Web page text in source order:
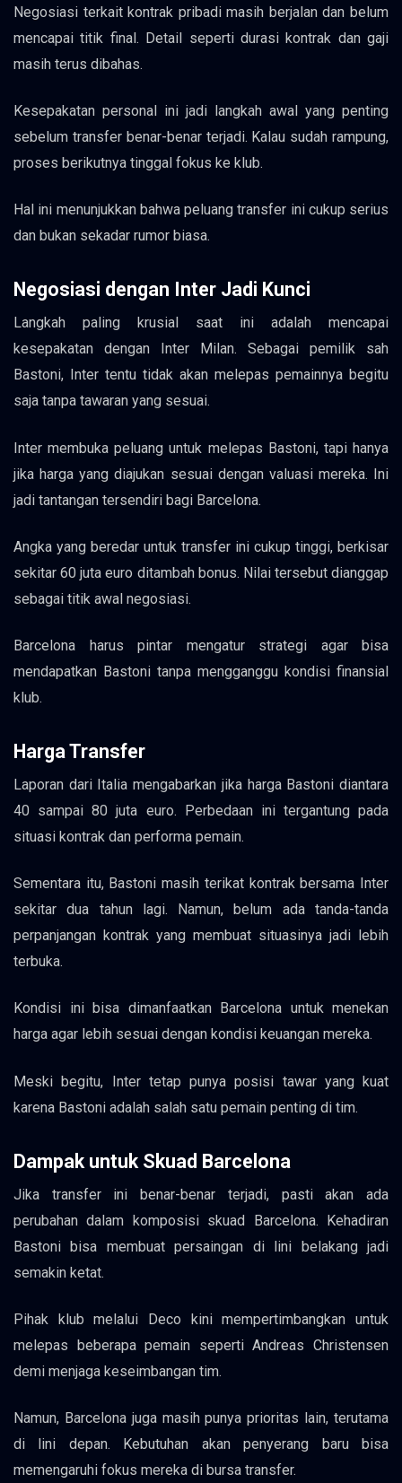
Negosiasi terkait kontrak pribadi masih berjalan dan belum
mencapai titik final. Detail seperti durasi kontrak dan gaji
masih terus dibahas.
Kesepakatan personal ini jadi langkah awal yang penting
sebelum transfer benar-benar terjadi. Kalau sudah rampung,
proses berikutnya tinggal fokus ke klub.
Hal ini menunjukkan bahwa peluang transfer ini cukup serius
dan bukan sekadar rumor biasa.
Negosiasi dengan Inter Jadi Kunci
Langkah paling krusial saat ini adalah mencapai
kesepakatan dengan Inter Milan. Sebagai pemilik sah
Bastoni, Inter tentu tidak akan melepas pemainnya begitu
saja tanpa tawaran yang sesuai.
Inter membuka peluang untuk melepas Bastoni, tapi hanya
jika harga yang diajukan sesuai dengan valuasi mereka. Ini
jadi tantangan tersendiri bagi Barcelona.
Angka yang beredar untuk transfer ini cukup tinggi, berkisar
sekitar 60 juta euro ditambah bonus. Nilai tersebut dianggap
sebagai titik awal negosiasi.
Barcelona harus pintar mengatur strategi agar bisa
mendapatkan Bastoni tanpa mengganggu kondisi finansial
klub.
Harga Transfer
Laporan dari Italia mengabarkan jika harga Bastoni diantara
40 sampai 80 juta euro. Perbedaan ini tergantung pada
situasi kontrak dan performa pemain.
Sementara itu, Bastoni masih terikat kontrak bersama Inter
sekitar dua tahun lagi. Namun, belum ada tanda-tanda
perpanjangan kontrak yang membuat situasinya jadi lebih
terbuka.
Kondisi ini bisa dimanfaatkan Barcelona untuk menekan
harga agar lebih sesuai dengan kondisi keuangan mereka.
Meski begitu, Inter tetap punya posisi tawar yang kuat
karena Bastoni adalah salah satu pemain penting di tim.
Dampak untuk Skuad Barcelona
Jika transfer ini benar-benar terjadi, pasti akan ada
perubahan dalam komposisi skuad Barcelona. Kehadiran
Bastoni bisa membuat persaingan di lini belakang jadi
semakin ketat.
Pihak klub melalui Deco kini mempertimbangkan untuk
melepas beberapa pemain seperti Andreas Christensen
demi menjaga keseimbangan tim.
Namun, Barcelona juga masih punya prioritas lain, terutama
di lini depan. Kebutuhan akan penyerang baru bisa
memengaruhi fokus mereka di bursa transfer.